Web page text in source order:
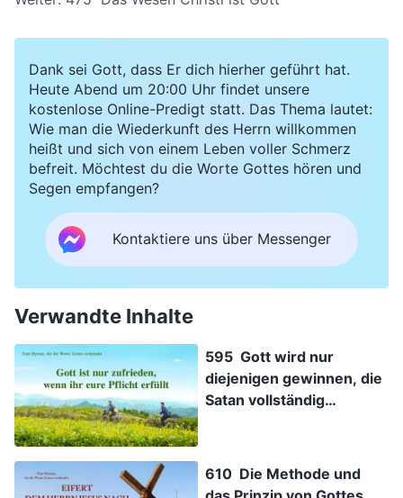
Dank sei Gott, dass Er dich hierher geführt hat.
Heute Abend um 20:00 Uhr findet unsere
kostenlose Online-Predigt statt. Das Thema lautet:
Wie man die Wiederkunft des Herrn willkommen
heißt und sich von einem Leben voller Schmerz
befreit. Möchtest du die Worte Gottes hören und
Segen empfangen?
Kontaktiere uns über Messenger
Verwandte Inhalte
595 Gott wird nur
diejenigen gewinnen, die
Satan vollständig
610 Die Methode und